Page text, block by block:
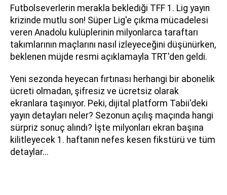
Futbolseverlerin merakla beklediği TFF 1. Lig yayın
krizinde mutlu son! Süper Lig'e çıkma mücadelesi
veren Anadolu kulüplerinin milyonlarca taraftarı
takımlarının maçlarını nasıl izleyeceğini düşünürken,
beklenen müjde resmi açıklamayla TRT'den geldi.
Yeni sezonda heyecan fırtınası herhangi bir abonelik
ücreti olmadan, şifresiz ve ücretsiz olarak
ekranlara taşınıyor. Peki, dijital platform Tabii'deki
yayın detayları neler? Sezonun açılış maçında hangi
sürpriz sonuç alındı? İşte milyonları ekran başına
kilitleyecek 1. haftanın nefes kesen fikstürü ve tüm
detaylar...